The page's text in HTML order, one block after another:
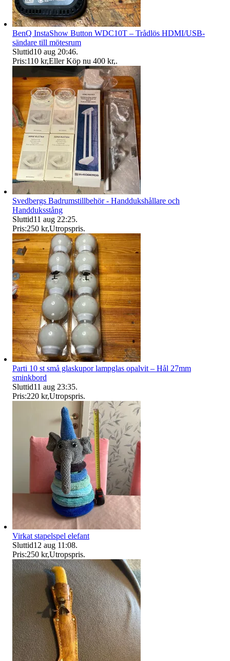
BenQ InstaShow Button WDC10T – Trådlös HDMI/USB-
sändare till mötesrum
Sluttid10 aug 20:46.
Pris:110 kr,Eller Köp nu 400 kr,.
Svedbergs Badrumstillbehör - Handdukshållare och
Handduksstång
Sluttid11 aug 22:25.
Pris:250 kr,Utropspris.
Parti 10 st små glaskupor lampglas opalvit – Hål 27mm
sminkbord
Sluttid11 aug 23:35.
Pris:220 kr,Utropspris.
Virkat stapelspel elefant
Sluttid12 aug 11:08.
Pris:250 kr,Utropspris.